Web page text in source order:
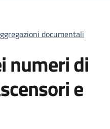
documentali
numeri di
e